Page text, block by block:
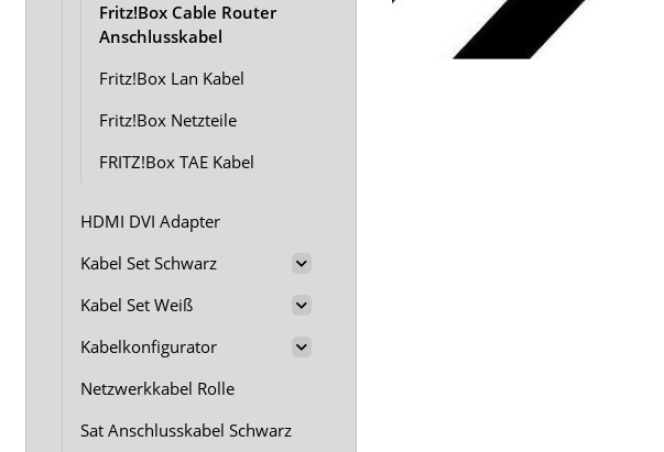
Fritz!Box Cable Router
Anschlusskabel
Fritz!Box Lan Kabel
Fritz!Box Netzteile
FRITZ!Box TAE Kabel
HDMI DVI Adapter
Kabel Set Schwarz
Kabel Set Weiß
Kabelkonfigurator
Netzwerkkabel Rolle
Sat Anschlusskabel Schwarz